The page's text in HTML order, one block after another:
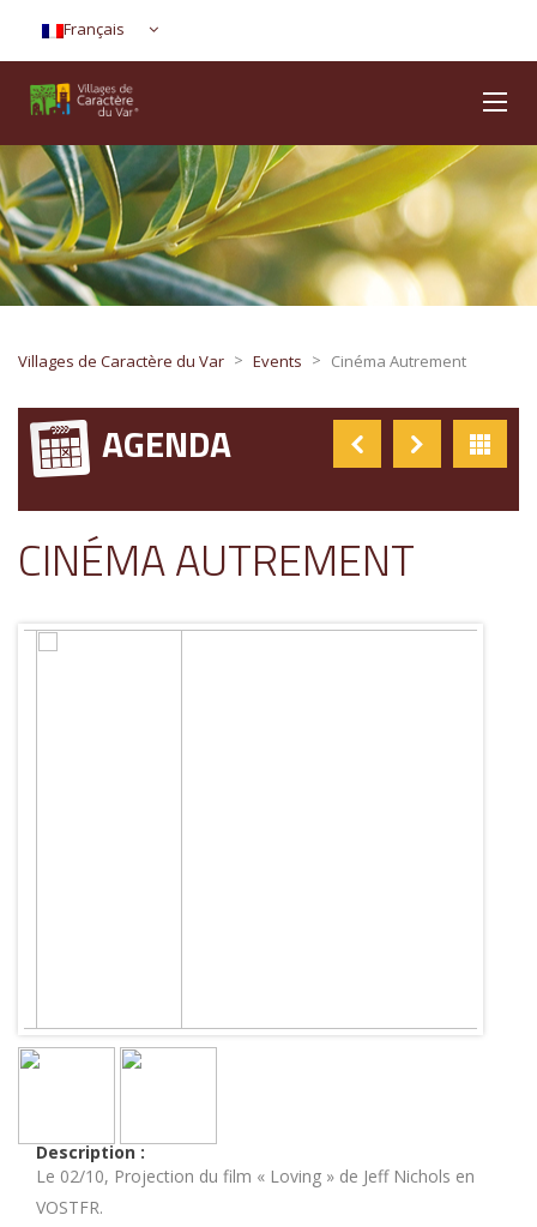
Français
Villages de Caractère du Var > Events > Cinéma Autrement
AGENDA
CINÉMA AUTREMENT
Description :
Le 02/10, Projection du film « Loving » de Jeff Nichols en
VOSTFR.